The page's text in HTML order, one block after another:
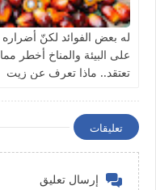
له بعض الفوائد لكنّ أضراره
على البيئة والمناخ أخطر مما
تعتقد.. ماذا تعرف عن زيت
تعليقات
إرسال تعليق